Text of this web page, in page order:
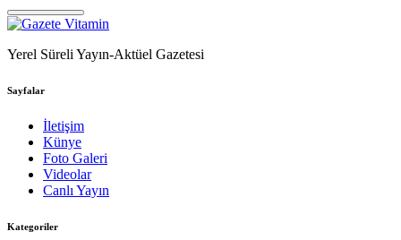
Yerel Süreli Yayın-Aktüel Gazetesi
Sayfalar
İletişim
Künye
Foto Galeri
Videolar
Canlı Yayın
Kategoriler